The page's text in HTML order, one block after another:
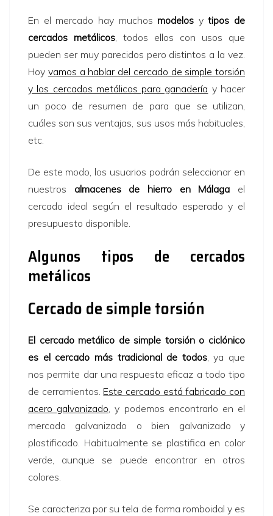
En el mercado hay muchos modelos ytipos de
cercados metálicos , todos ellos con usos que
pueden ser muy parecidos pero distintos a la vez.
Hoy vamos a hablar del cercado de simple torsión
y los cercados metálicos para ganadería y hacer
un poco de resumen de para que se utilizan,
cuáles son sus ventajas, sus usos más habituales,
etc.
De este modo, los usuarios podrán seleccionar en
nuestros almacenes de hierro en Málaga el
cercado ideal según el resultado esperado y el
presupuesto disponible.
Algunos tipos de cercados
metálicos
Cercado de simple torsión
El cercado metálico de simple torsión o ciclónico
es el cercado más tradicional de todos, ya que
nos permite dar una respuesta eficaz a todo tipo
de cerramientos. Este cercado está fabricado con
acero galvanizado , y podemos encontrarlo en el
mercado galvanizado o bien galvanizado y
plastificado. Habitualmente se plastifica en color
verde, aunque se puede encontrar en otros
colores.
Se caracteriza por su tela de forma romboidal y es